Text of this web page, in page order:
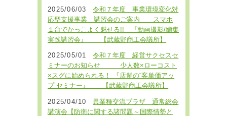
2025/06/03
令和７年度 事業環境変化対
応型支援事業 講習会のご案内 スマホ
１台でかっこよく魅せる!! 『動画撮影/編集
実践講習会』 【武蔵野商工会議所】
2025/05/01
令和７年度 経営サクセスセ
ミナーのお知らせ 少人数×ローコスト
×スグに始められる！ 『店舗の“客単価アッ
プ”セミナー』 【武蔵野商工会議所】
2025/04/10
異業種交流プラザ 通常総会
講演会【防衛に関する諸問題～国際情勢と